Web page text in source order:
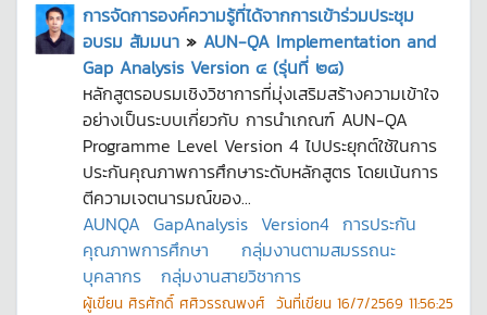
การจัดการองค์ความรู้ที่ได้จากการเข้าร่วมประชุม
อบรม สัมมนา » AUN-QA Implementation and
Gap Analysis Version ๔ (รุ่นที่ ๒๘)
หลักสูตรอบรมเชิงวิชาการที่มุ่งเสริมสร้างความเข้าใจ
อย่างเป็นระบบเกี่ยวกับ การนำเกณฑ์ AUN-QA
Programme Level Version 4 ไปประยุกต์ใช้ในการ
ประกันคุณภาพการศึกษาระดับหลักสูตร โดยเน้นการ
ตีความเจตนารมณ์ของ...
AUNQA GapAnalysis Version4 การประกัน
คุณภาพการศึกษา
กลุ่มงานตามสมรรถนะ
บุคลากร
กลุ่มงานสายวิชาการ
ผู้เขียน ศิรศักดิ์ ศศิวรรณพงศ์ วันที่เขียน 16/7/2569 11:56:25